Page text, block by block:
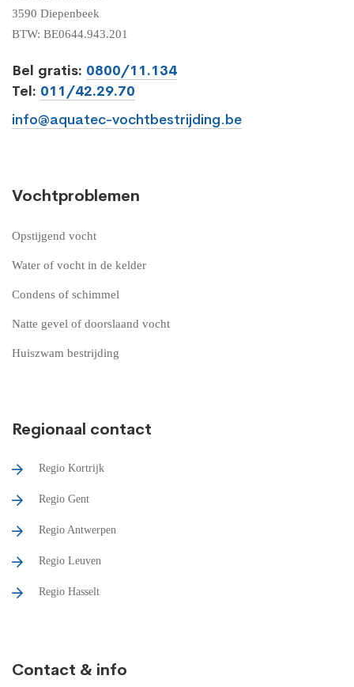
3590 Diepenbeek
BTW: BE0644.943.201
Bel gratis: 0800/11.134
Tel: 011/42.29.70
info@aquatec-vochtbestrijding.be
Vochtproblemen
Opstijgend vocht
Water of vocht in de kelder
Condens of schimmel
Natte gevel of doorslaand vocht
Huiszwam bestrijding
Regionaal contact
Regio Kortrijk
Regio Gent
Regio Antwerpen
Regio Leuven
Regio Hasselt
Contact & info